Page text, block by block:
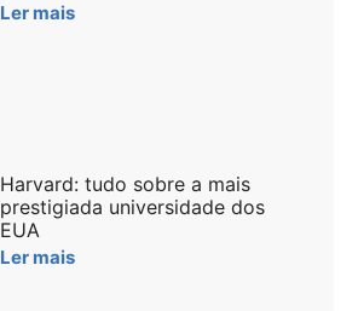
Ler mais
Harvard: tudo sobre a mais
prestigiada universidade dos
EUA
Ler mais